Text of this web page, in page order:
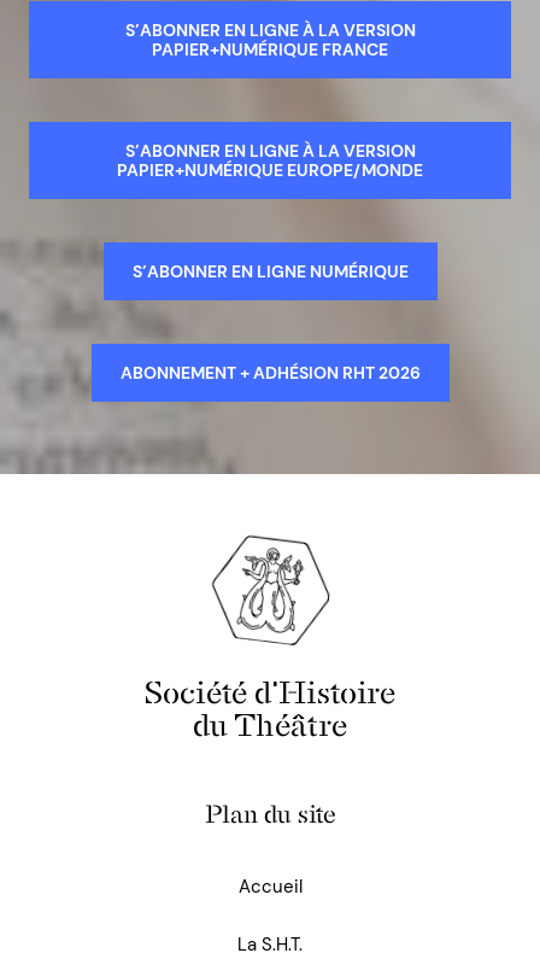
S’ABONNER EN LIGNE À LA VERSION
PAPIER+NUMÉRIQUE FRANCE
S’ABONNER EN LIGNE À LA VERSION
PAPIER+NUMÉRIQUE EUROPE/MONDE
S’ABONNER EN LIGNE NUMÉRIQUE
ABONNEMENT + ADHÉSION RHT 2026
Société d'Histoire
du Théâtre
Plan du site
Accueil
La S.H.T.